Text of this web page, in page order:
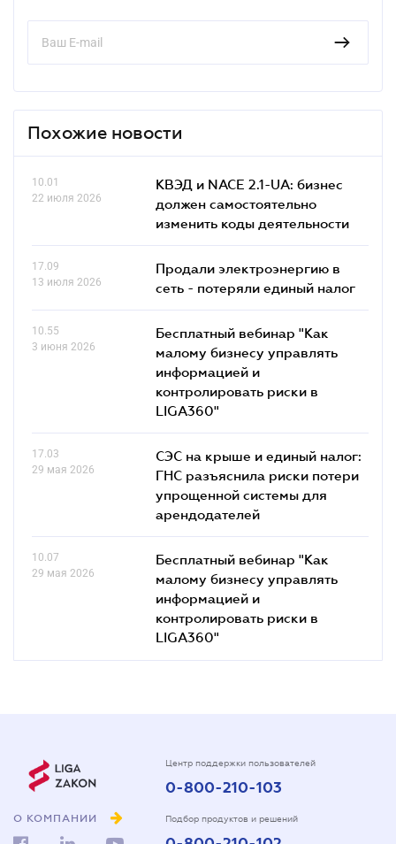
Похожие новости
10.01
22 июля 2026
КВЭД и NACE 2.1-UA: бизнес
должен самостоятельно
изменить коды деятельности
17.09
13 июля 2026
Продали электроэнергию в
сеть - потеряли единый налог
10.55
3 июня 2026
Бесплатный вебинар "Как
малому бизнесу управлять
информацией и
контролировать риски в
LIGA360"
17.03
29 мая 2026
СЭС на крыше и единый налог:
ГНС разъяснила риски потери
упрощенной системы для
арендодателей
10.07
29 мая 2026
Бесплатный вебинар "Как
малому бизнесу управлять
информацией и
контролировать риски в
LIGA360"
О КОМПАНИИ
Центр поддержки пользователей
0-800-210-103
Подбор продуктов и решений